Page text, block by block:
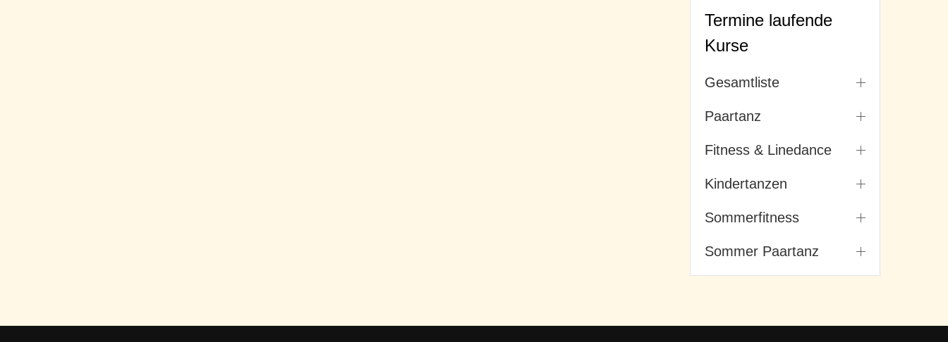
Termine laufende
Kurse
Gesamtliste
Paartanz
Fitness & Linedance
Kindertanzen
Sommerfitness
Sommer Paartanz